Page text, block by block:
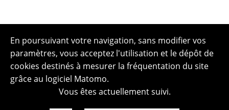
En poursuivant votre navigation, sans modifier vos
paramètres, vous acceptez l'utilisation et le dépôt de
cookies destinés à mesurer la fréquentation du site
grâce au logiciel Matomo.
Vous êtes actuellement suivi.